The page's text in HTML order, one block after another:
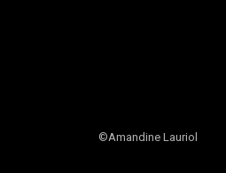
©Amandine Lauriol